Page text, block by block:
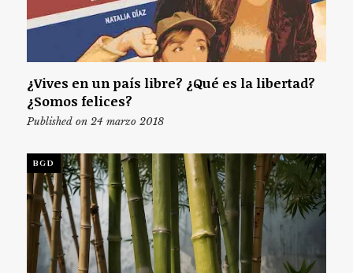
¿Vives en un país libre? ¿Qué es la libertad?
¿Somos felices?
Published on 24 marzo 2018
BGD